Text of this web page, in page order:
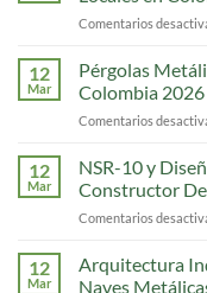
Comentarios
12
Mar
Pérgolas
Colombia 2026
Comentarios
12
Mar
NSR-10 y
Constructor
Comentarios
12
Mar
Arquitectura
Naves